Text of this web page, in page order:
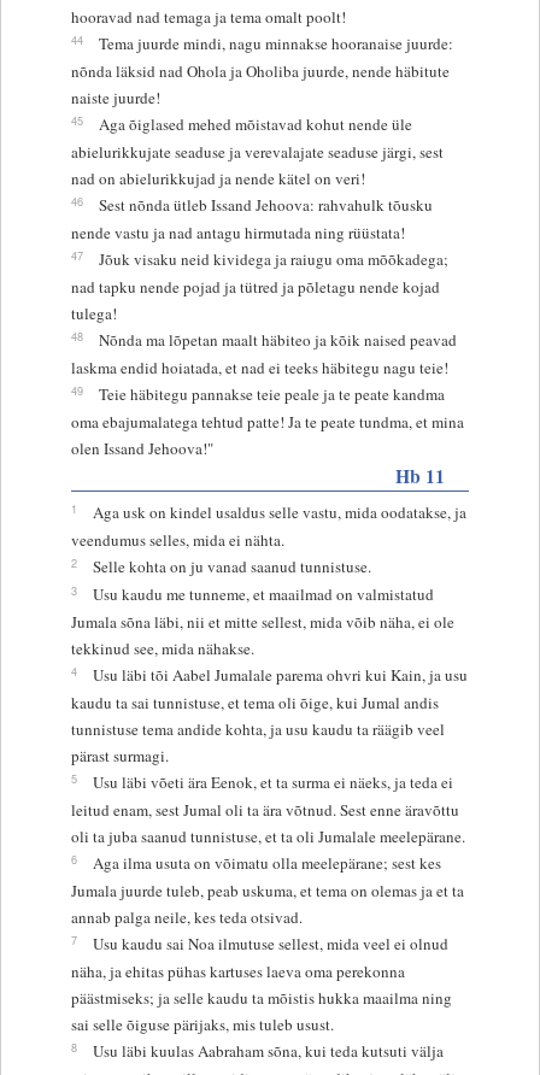
hooravad nad temaga ja tema omalt poolt!
44
Tema juurde mindi, nagu minnakse hooranaise juurde:
nõnda läksid nad Ohola ja Oholiba juurde, nende häbitute
naiste juurde!
45
Aga õiglased mehed mõistavad kohut nende üle
abielurikkujate seaduse ja verevalajate seaduse järgi, sest
nad on abielurikkujad ja nende kätel on veri!
46
Sest nõnda ütleb Issand Jehoova: rahvahulk tõusku
nende vastu ja nad antagu hirmutada ning rüüstata!
47
Jõuk visaku neid kividega ja raiugu oma mõõkadega;
nad tapku nende pojad ja tütred ja põletagu nende kojad
tulega!
48
Nõnda ma lõpetan maalt häbiteo ja kõik naised peavad
laskma endid hoiatada, et nad ei teeks häbitegu nagu teie!
49
Teie häbitegu pannakse teie peale ja te peate kandma
oma ebajumalatega tehtud patte! Ja te peate tundma, et mina
olen Issand Jehoova!"
Hb 11
1
Aga usk on kindel usaldus selle vastu, mida oodatakse, ja
veendumus selles, mida ei nähta.
2 Selle kohta on ju vanad saanud tunnistuse.
3
Usu kaudu me tunneme, et maailmad on valmistatud
Jumala sõna läbi, nii et mitte sellest, mida võib näha, ei ole
tekkinud see, mida nähakse.
4
Usu läbi tõi Aabel Jumalale parema ohvri kui Kain, ja usu
kaudu ta sai tunnistuse, et tema oli õige, kui Jumal andis
tunnistuse tema andide kohta, ja usu kaudu ta räägib veel
pärast surmagi.
5
Usu läbi võeti ära Eenok, et ta surma ei näeks, ja teda ei
leitud enam, sest Jumal oli ta ära võtnud. Sest enne äravõttu
oli ta juba saanud tunnistuse, et ta oli Jumalale meelepärane.
6
Aga ilma usuta on võimatu olla meelepärane; sest kes
Jumala juurde tuleb, peab uskuma, et tema on olemas ja et ta
annab palga neile, kes teda otsivad.
7
Usu kaudu sai Noa ilmutuse sellest, mida veel ei olnud
näha, ja ehitas pühas kartuses laeva oma perekonna
päästmiseks; ja selle kaudu ta mõistis hukka maailma ning
sai selle õiguse pärijaks, mis tuleb usust.
8
Usu läbi kuulas Aabraham sõna, kui teda kutsuti välja